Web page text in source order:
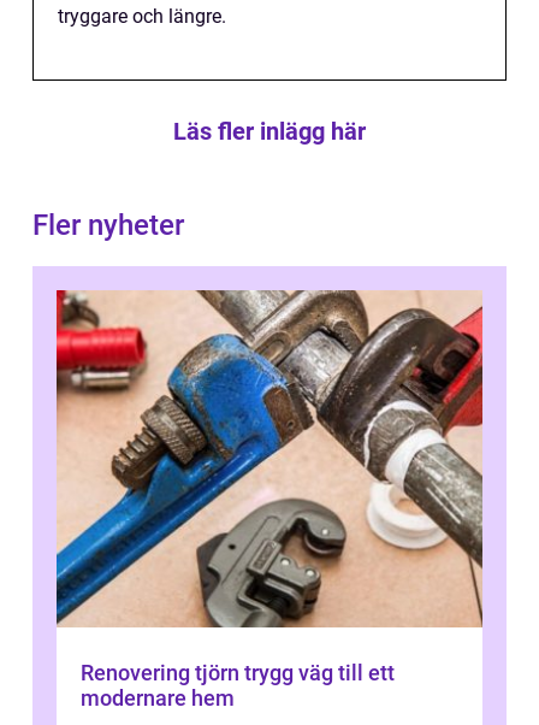
tryggare och längre.
Läs fler inlägg här
Fler nyheter
Renovering tjörn trygg väg till ett
modernare hem